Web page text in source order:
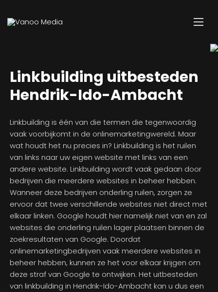
Linkbuilding uitbesteden
Hendrik-Ido-Ambacht
Linkbuilding is één van die termen die tegenwoordig
vaak voorbijkomt in de onlinemarketingwereld. Maar
wat houdt het nu precies in? Linkbuilding is het ruilen
van links naar uw eigen website met links van een
andere website. Linkbuilding wordt vaak gedaan door
bedrijven die meerdere websites in beheer hebben.
Wanneer deze bedrijven onderling ruilen, zorgen ze
ervoor dat twee verschillende websites niet direct met
elkaar linken. Google houdt hier namelijk niet van en zal
websites die onderling ruilen lager plaatsen binnen de
zoekresultaten van Google. Doordat
onlinemarketingbedrijven vaak meerdere websites in
beheer hebben, kunnen ze het voor elkaar krijgen om
deze straf van Google te ontwijken. Het uitbesteden
van linkbuilding in Hendrik-Ido-Ambacht kan u dus een